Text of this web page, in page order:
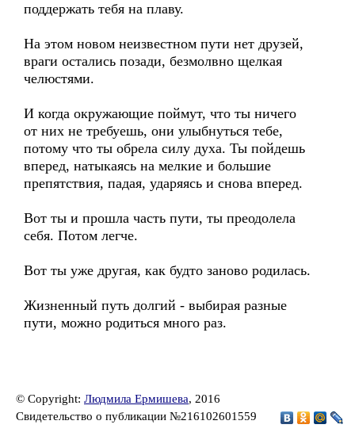
поддержать тебя на плаву.
На этом новом неизвестном пути нет друзей,
враги остались позади, безмолвно щелкая
челюстями.
И когда окружающие поймут, что ты ничего
от них не требуешь, они улыбнуться тебе,
потому что ты обрела силу духа. Ты пойдешь
вперед, натыкаясь на мелкие и большие
препятствия, падая, ударяясь и снова вперед.
Вот ты и прошла часть пути, ты преодолела
себя. Потом легче.
Вот ты уже другая, как будто заново родилась.
Жизненный путь долгий - выбирая разные
пути, можно родиться много раз.
© Copyright: Людмила Ермишева, 2016
Свидетельство о публикации №216102601559